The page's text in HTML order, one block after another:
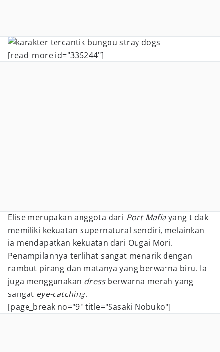
[read_more id="335244"]
Elise merupakan anggota dari Port Mafiayang tidak
memiliki kekuatan supernatural sendiri, melainkan
ia mendapatkan kekuatan dari Ougai Mori.
Penampilannya terlihat sangat menarik dengan
rambut pirang dan matanya yang berwarna biru. Ia
juga menggunakan dressberwarna merah yang
sangat eye-catching.
[page_break no="9" title="Sasaki Nobuko"]